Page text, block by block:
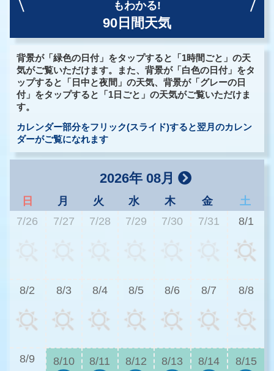
もわかる!
90日間天気
背景が「緑色の日付」をタップすると「1時間ごと」の天
気がご覧いただけます。また、背景が「白色の日付」をタ
ップすると「日中と夜間」の天気、背景が「グレーの日
付」をタップすると「1日ごと」の天気がご覧いただけま
す。
カレンダー部分をフリック(スライド)すると翌月のカレン
ダーがご覧になれます
2026年 08月
日 月 火 水 木 金
土
7/26
7/27 7/28 7/29 7/30 7/31 8/1
8/2 8/3 8/4 8/5 8/6 8/7 8/8
8/9 8/10 8/11 8/12 8/13 8/14 8/15